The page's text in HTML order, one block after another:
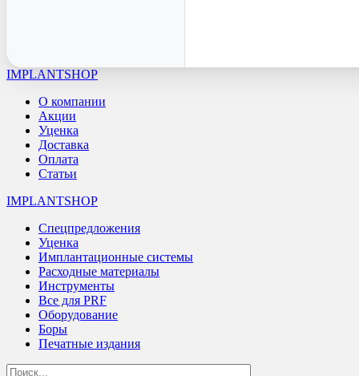
IMPLANTSHOP
О компании
Акции
Уценка
Доставка
Оплата
Статьи
IMPLANTSHOP
Спецпредложения
Уценка
Имплантационные системы
Расходные материалы
Инструменты
Все для PRF
Оборудование
Боры
Печатные издания